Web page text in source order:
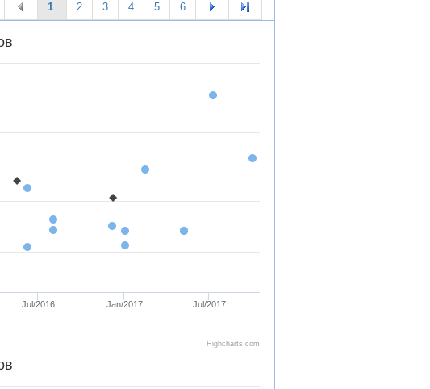
1 2 3 4 5 6